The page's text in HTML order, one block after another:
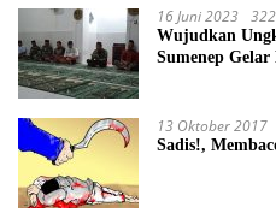
16 Juni 2023
Wujudkan
Sumenep Gelar
13 Oktober 2017
Sadis!,